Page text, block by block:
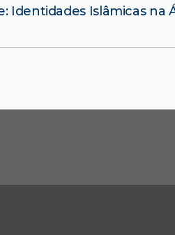
Identidades Islâmicas na